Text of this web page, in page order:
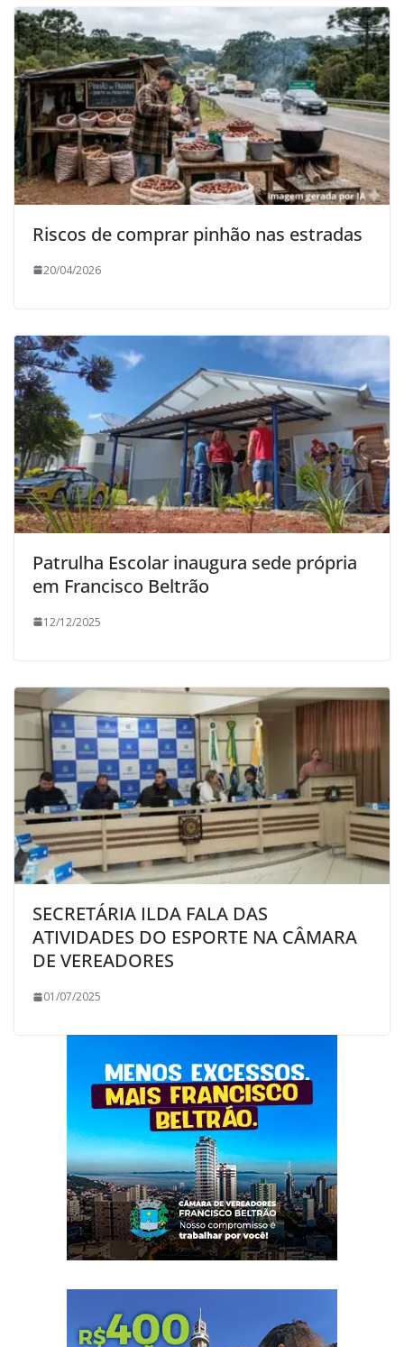
Riscos de comprar pinhão nas estradas
20/04/2026
Patrulha Escolar inaugura sede própria
em Francisco Beltrão
12/12/2025
SECRETÁRIA ILDA FALA DAS
ATIVIDADES DO ESPORTE NA CÂMARA
DE VEREADORES
01/07/2025